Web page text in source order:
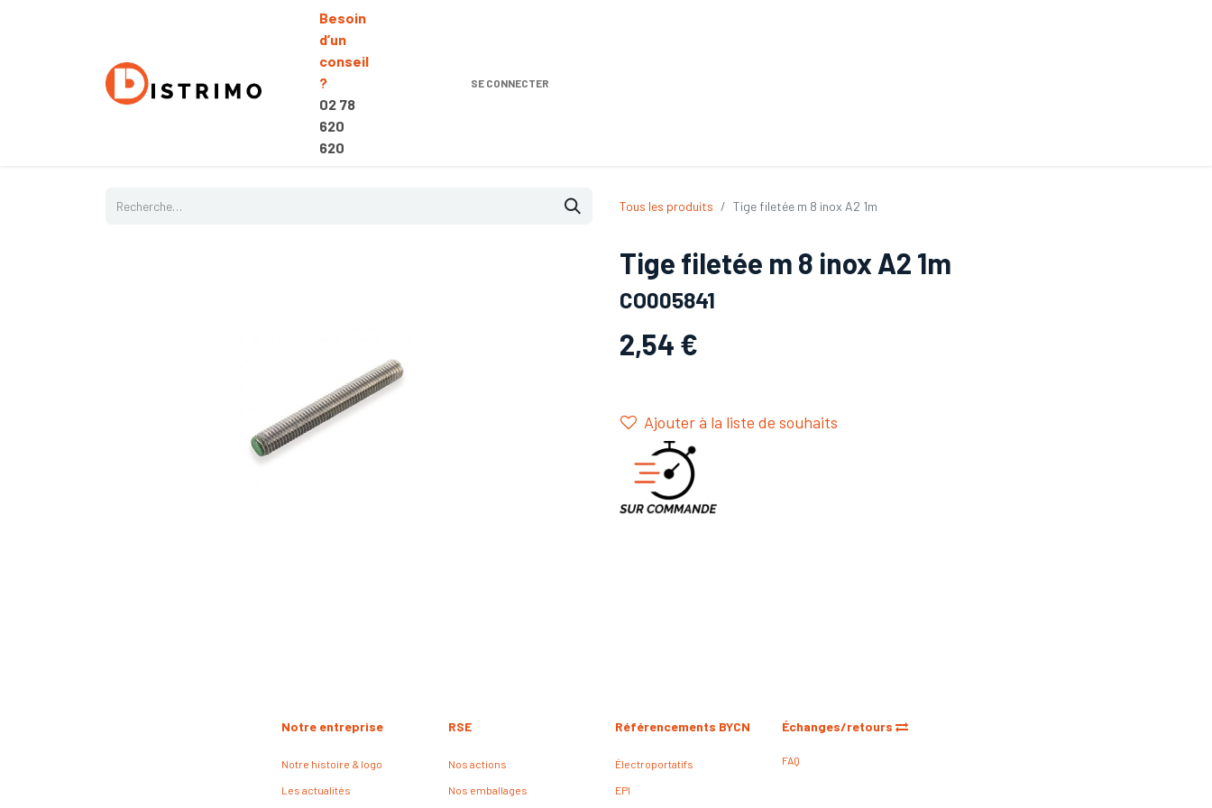
Besoin
d’un
conseil
?
02 78
620
620
SE CONNECTER
Tous les produits Tige filetée m 8 inox A2 1m
Tige filetée m 8 inox A2 1m
CO005841
2,54 €
Ajouter à la liste de souhaits
Échanges/retours
FAQ
Référencements BYCN
Électroportatifs
EPI
RSE
Nos actions
Nos emballages
Notre entreprise
Notre histoire & logo
Les actualités